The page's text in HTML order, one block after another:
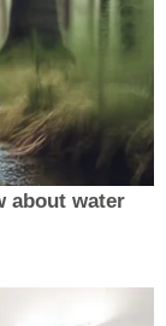
about water